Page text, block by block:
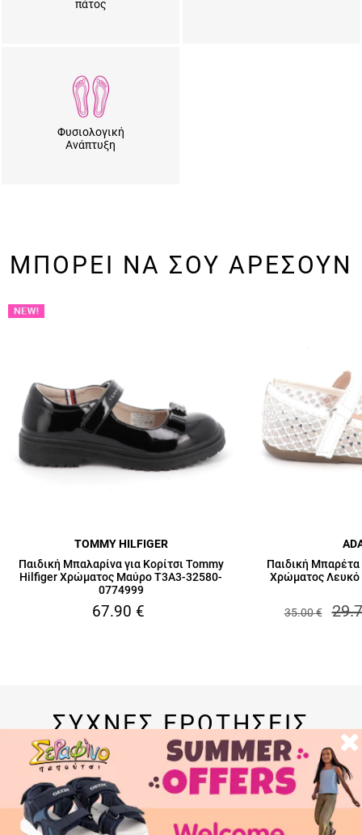
πάτος
Φυσιολογική
Ανάπτυξη
ΜΠΟΡΕΙ ΝΑ ΣΟΥ ΑΡΕΣΟΥΝ
TOMMY HILFIGER
Παιδική Μπαλαρίνα για Κορίτσι Tommy
Hilfiger Χρώματος Μαύρο T3A3-32580-
0774999
67.90 €
Παιδική Μπαρέτα
Χρώματος
35.00€
ΣΥΧΝΕΣ ΕΡΩΤΗΣΕΙΣ
Αλλαγή Προϊόντος
Οι αλλαγές είναι δεκτές σε ένα ή το σύνολο των προϊόντων της
παραγγελίας σου. Η πρώτη αλλαγή είναι δωρεάν για κάθε
παραγγελία. Αναλυτικά